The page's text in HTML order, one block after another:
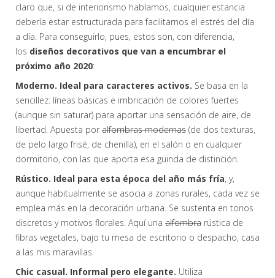
claro que, si de interiorismo hablamos, cualquier estancia
debería estar estructurada para facilitarnos el estrés del día
a día. Para conseguirlo, pues, estos son, con diferencia,
los diseños decorativos que van a encumbrar el
próximo año 2020:
Moderno. Ideal para caracteres activos. Se basa en la
sencillez: líneas básicas e imbricación de colores fuertes
(aunque sin saturar) para aportar una sensación de aire, de
libertad. Apuesta por alfombras modernas (de dos texturas,
de pelo largo frisé, de chenilla), en el salón o en cualquier
dormitorio, con las que aporta esa guinda de distinción.
Rústico. Ideal para esta época del año más fría, y,
aunque habitualmente se asocia a zonas rurales, cada vez se
emplea más en la decoración urbana. Se sustenta en tonos
discretos y motivos florales. Aquí una alfombra rústica de
fibras vegetales, bajo tu mesa de escritorio o despacho, casa
a las mis maravillas.
Chic casual. Informal pero elegante. Utiliza